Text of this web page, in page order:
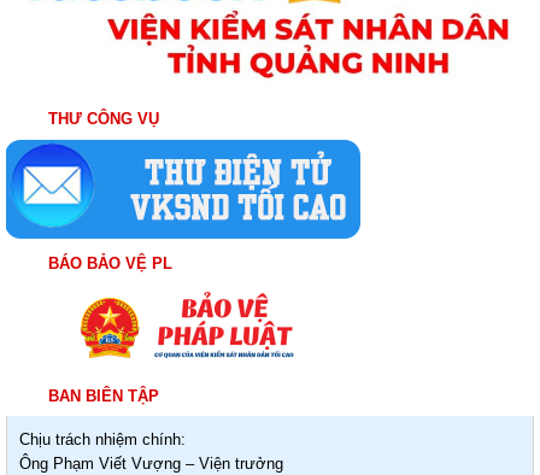
THƯ CÔNG VỤ
BÁO BẢO VỆ PL
BAN BIÊN TẬP
Chịu trách nhiệm chính:
Ông Phạm Viết Vượng – Viện trưởng